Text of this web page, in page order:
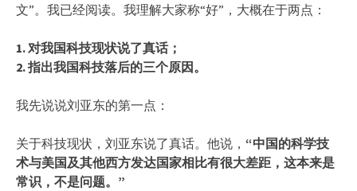
文”。我已经阅读。我理解大家称“好”，大概在于两点：
1. 对我国科技现状说了真话；
2. 指出我国科技落后的三个原因。
我先说说刘亚东的第一点：
关于科技现状，刘亚东说了真话。他说， “中国的科学技
术与美国及其他西方发达国家相比有很大差距，这本来是
常识，不是问题。”